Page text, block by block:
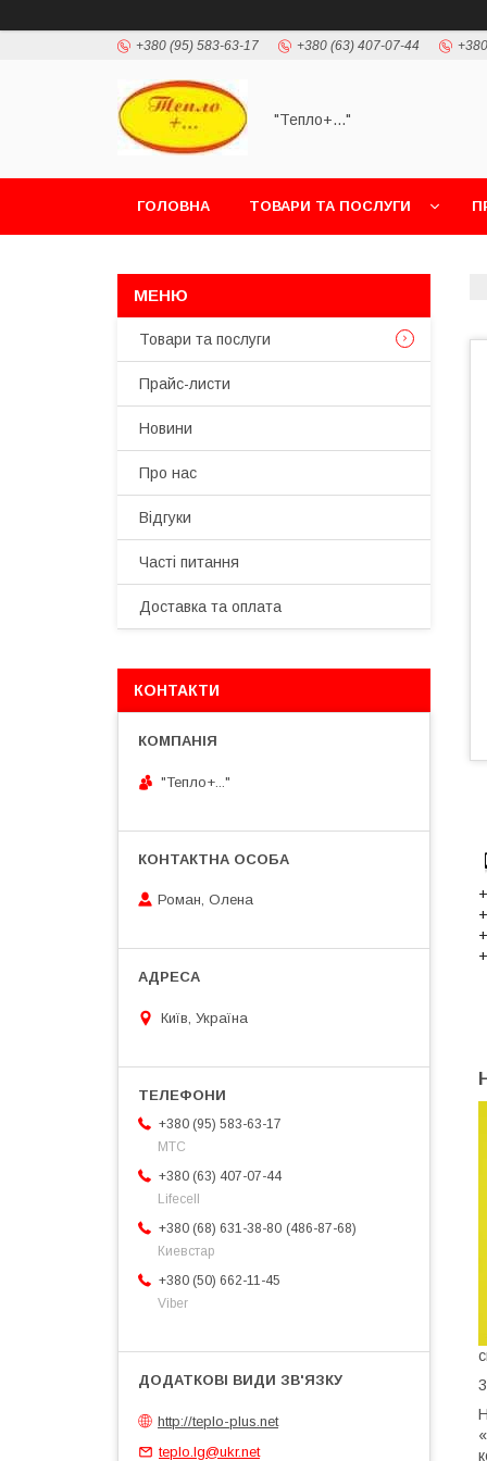
+380 (95) 583-63-17 +380 (63) 407-07-44
"Тепло+..."
ГОЛОВНА ТОВАРИ ТА ПОСЛУГИ
Товари та послуги
Прайс-листи
Новини
Про нас
Відгуки
Часті питання
Доставка та оплата
КОНТАКТИ
"Тепло+..."
Роман, Олена
Київ, Україна
+380 (95) 583-63-17
МТС
+380 (63) 407-07-44
Lifecell
+380 (68) 631-38-80 486-87-68
Киевстар
+380 (50) 662-11-45
Viber
http://teplo-plus.net
teplo.lg@ukr.net